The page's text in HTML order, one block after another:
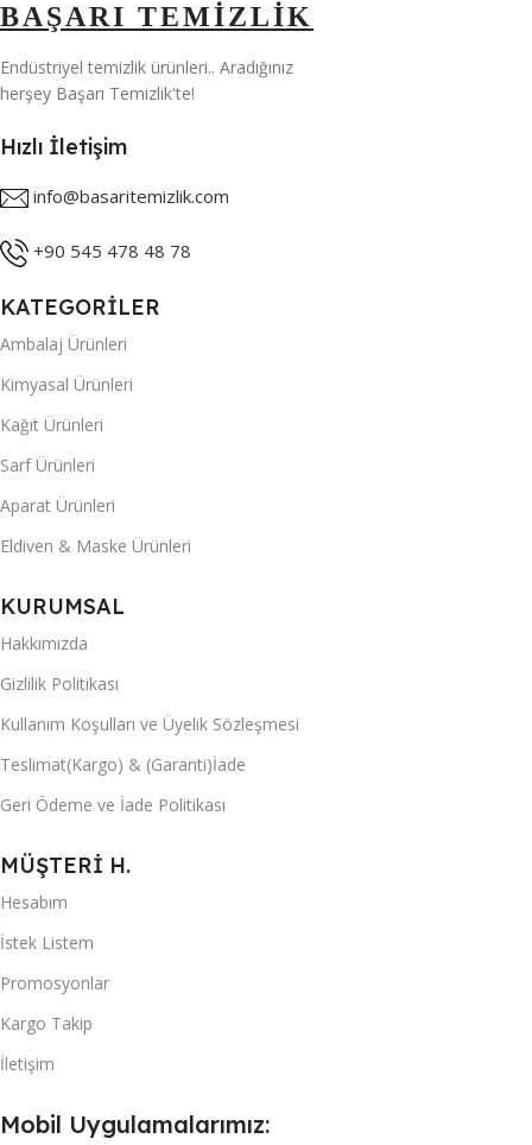
BAŞARI TEMİZLİK
Endüstriyel temizlik ürünleri.. Aradığınız
herşey Başarı Temizlik'te!
Hızlı İletişim
info@basaritemizlik.com
+90 545 478 48 78
KATEGORİLER
Ambalaj Ürünleri
Kimyasal Ürünleri
Kağıt Ürünleri
Sarf Ürünleri
Aparat Ürünleri
Eldiven & Maske Ürünleri
KURUMSAL
Hakkımızda
Gizlilik Politikası
Kullanım Koşulları ve Üyelik Sözleşmesi
Teslimat(Kargo) & (Garanti)İade
Geri Ödeme ve İade Politikası
MÜŞTERİ H.
Hesabım
İstek Listem
Promosyonlar
Kargo Takip
İletişim
Mobil Uygulamalarımız: